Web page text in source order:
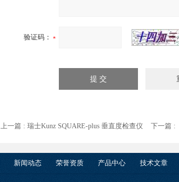
验证码：
上一篇 : 瑞士Kunz SQUARE-plus 垂直度检查仪 下一篇 :
新闻动态 荣誉资质 产品中心 技术文章